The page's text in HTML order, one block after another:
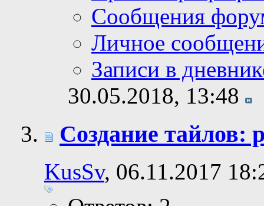
Сообщения
Личное
Записи в
30.05.2018, 13:48
Создание тайлов:
KusSv, 06.11.2017